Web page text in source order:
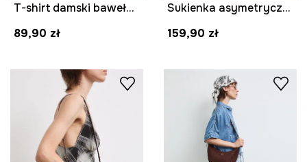
T-shirt damski bawełniany z kolekcji Tattoo Art by Marcel Ustowski (MUS TATTOO)
89,90 zł
Sukienka asymetryczna w kratkę
159,90 zł